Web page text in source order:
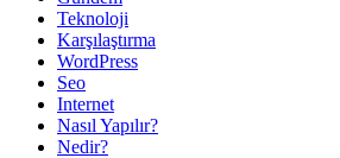
Teknoloji
Karşılaştırma
WordPress
Seo
Internet
Nasıl Yapılır?
Nedir?